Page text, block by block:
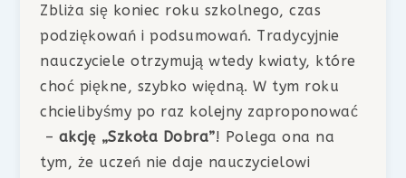
Zbliża się koniec roku szkolnego, czas
podziękowań i podsumowań. Tradycyjnie
nauczyciele otrzymują wtedy kwiaty, które
choć piękne, szybko więdną. W tym roku
chcielibyśmy po raz kolejny zaproponować
– akcję „Szkoła Dobra”! Polega ona na
tym, że uczeń nie daje nauczycielowi